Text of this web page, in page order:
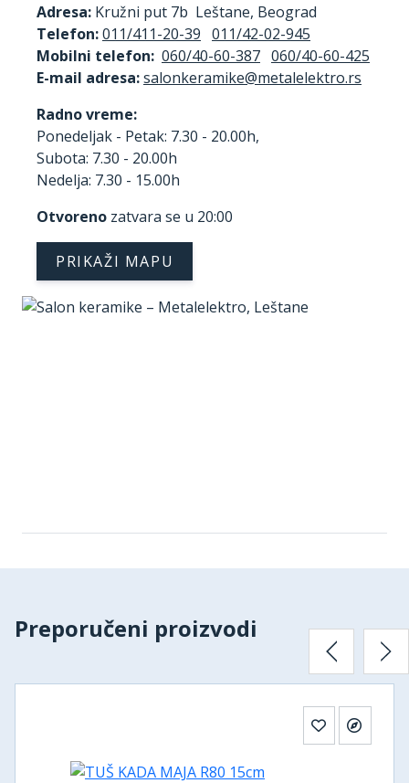
Adresa: Kružni put 7b Leštane, Beograd
Telefon:011/411-20-39 011/42-02-945
Mobilni telefon: 060/40-60-387 060/40-60-425
E-mail adresa:
Radno vreme:
Ponedeljak - Petak: 7.30 - 20.00h,
Subota: 7.30 - 20.00h
Nedelja: 7.30 - 15.00h
Otvoreno zatvara se u 20:00
PRIKAŽI MAPU
Preporučeni proizvodi